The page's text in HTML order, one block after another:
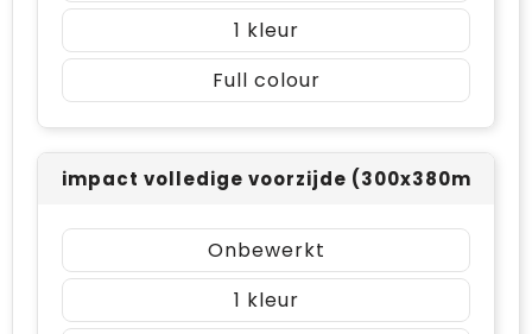
1
Full colour
impact volledige voorzijde (300x380mm)
Onbewerkt
1